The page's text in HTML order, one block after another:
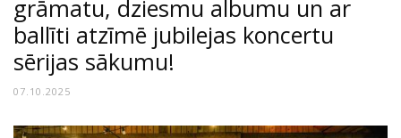
grāmatu, dziesmu albumu un ar
ballīti atzīmē jubilejas koncertu
sērijas sākumu!
07.10.2025